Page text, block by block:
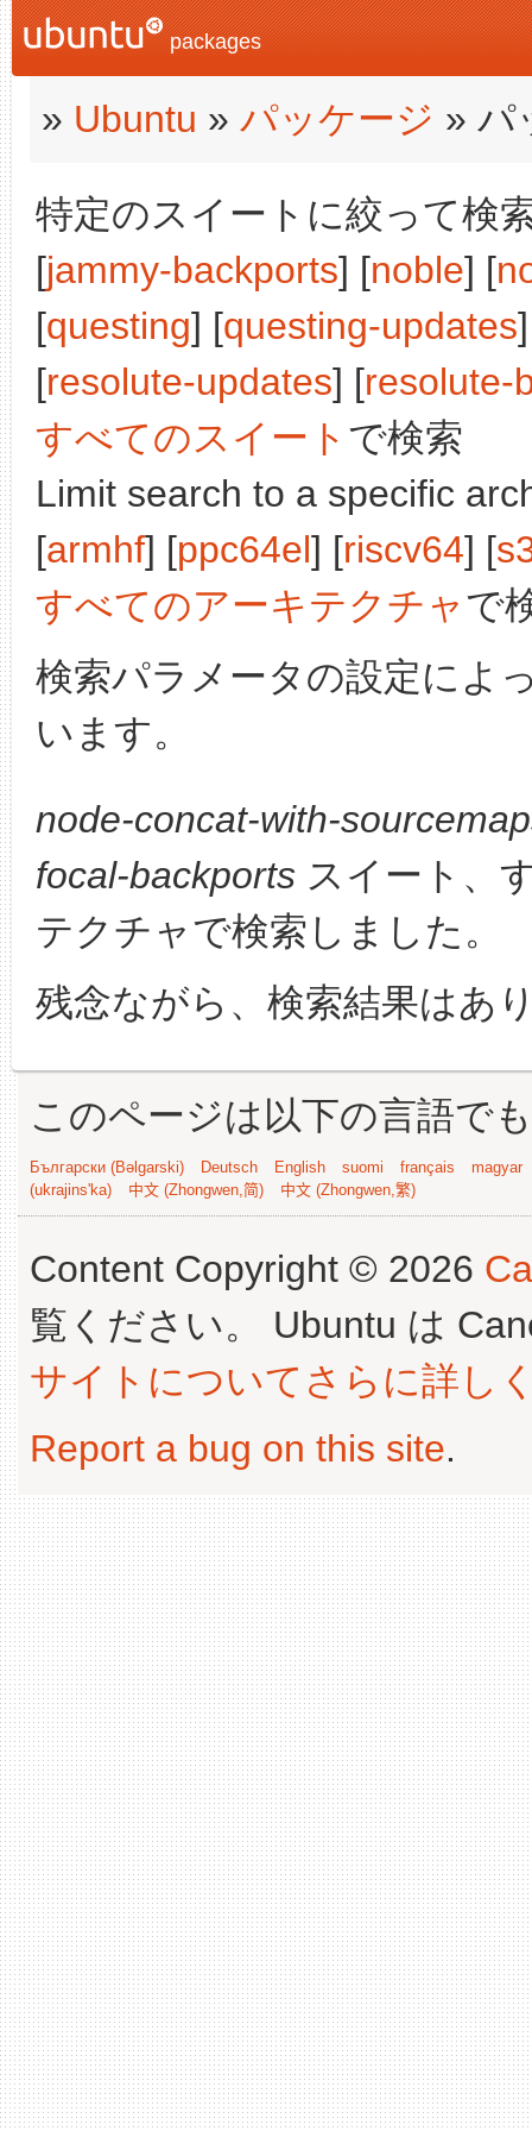
packages
» Ubuntu » パッケージ » パ
特定のスイートに絞って検
[jammy-backports] [noble] [
[questing] [questing-updates
[resolute-updates] [resolute-
すべてのスイート で検索
Limit search to a specific
[armhf] [ppc64el] [riscv64] [
すべてのアーキテクチャで
検索パラメータの設定によ
います。
node-concat-with-
focal-backports スイート、
テクチャで検索しました。
残念ながら、検索結果はあ
このページは以下の言語で
Български (Bəlgarski) Deutsch English suomi français
magyar
(ukrajins'ka)
中文 (Zhongwen,简) 中文 (Zhongwen,繁)
Content Copyright © 2026
覧ください。 Ubuntu は
サイトについてさらに詳し
Report a bug on this site.